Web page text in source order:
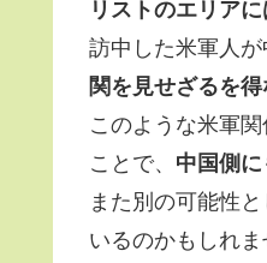
リストのエリア
訪中した米軍人が
関を見せざるを
このような米軍
ことで、 中国側
また別の可能性と
いるのかもしれま